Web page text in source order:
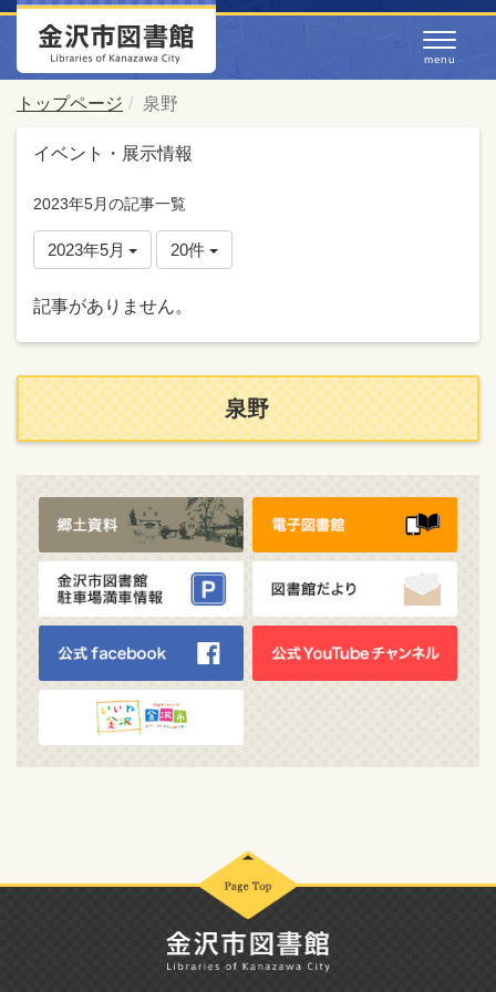
トップページ 泉野
イベント・展示情報
2023年5月の記事一覧
2023年5月 20件
記事がありません。
泉野